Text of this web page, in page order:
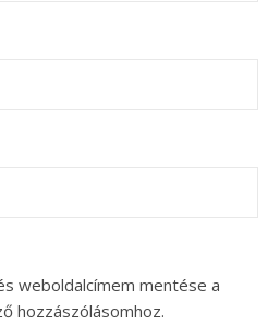
weboldalcímem mentése a
hozzászólásomhoz.